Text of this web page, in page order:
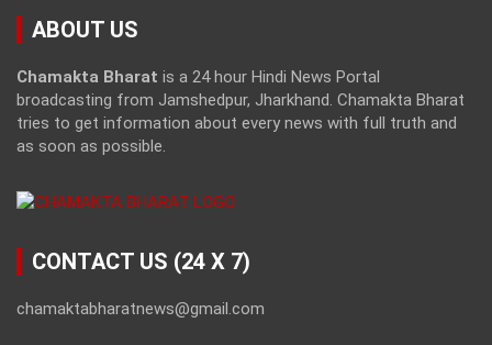
ABOUT US
Chamakta Bharat is a 24 hour Hindi News Portal
broadcasting from Jamshedpur, Jharkhand. Chamakta Bharat
tries to get information about every news with full truth and
as soon as possible.
CONTACT US (24 X 7)
chamaktabharatnews@gmail.com